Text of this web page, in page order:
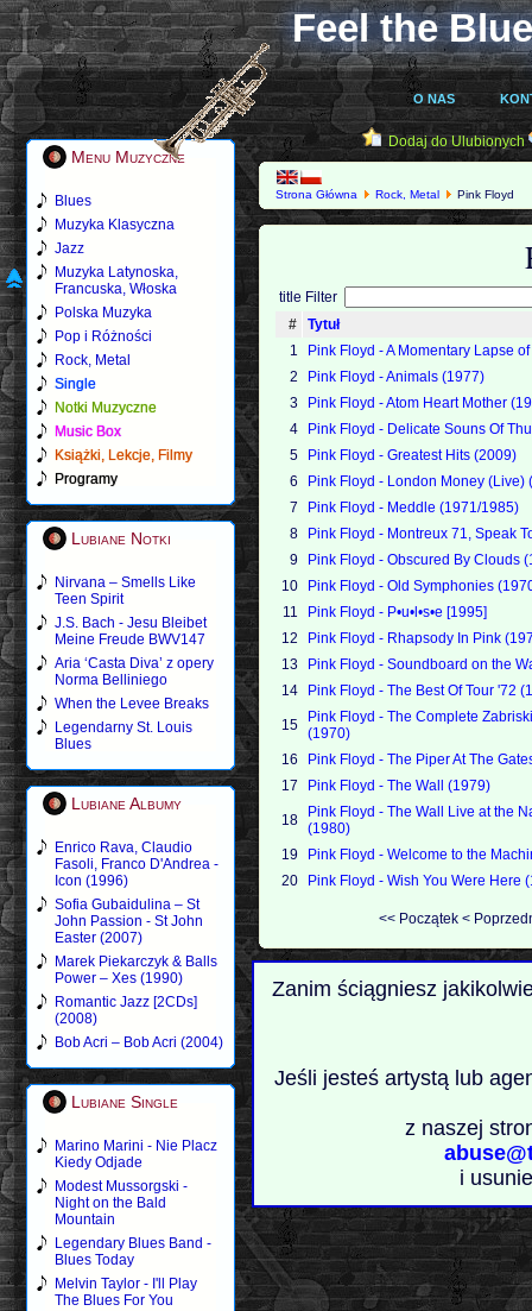
Feel the
O NAS
Menu Muzyczne
Blues
Muzyka Klasyczna
Jazz
Muzyka Latynoska,
Francuska, Włoska
Polska Muzyka
Pop i Różności
Rock, Metal
Single
Notki Muzyczne
Music Box
Książki, Lekcje, Filmy
Programy
Lubiane Notki
Nirvana – Smells Like
Teen Spirit
J.S. Bach - Jesu Bleibet
Meine Freude BWV147
Aria ‘Casta Diva’ z opery
Norma Belliniego
When the Levee Breaks
Legendarny St. Louis
Blues
Lubiane Albumy
Enrico Rava, Claudio
Fasoli, Franco D'Andrea -
Icon (1996)
Sofia Gubaidulina – St
John Passion - St John
Easter (2007)
Marek Piekarczyk & Balls
Power – Xes (1990)
Romantic Jazz [2CDs]
(2008)
Bob Acri – Bob Acri (2004)
Lubiane Single
Marino Marini - Nie Placz
Kiedy Odjade
Modest Mussorgski -
Night on the Bald
Mountain
Legendary Blues Band -
Blues Today
Melvin Taylor - I'll Play
The Blues For You
Dodaj do Ulubionych
Strona Główna Rock, Metal Pink Floyd
title Filter
#
Tytuł
1
Pink Floyd - A Momentary Lapse
2
Pink Floyd - Animals (1977)
3
Pink Floyd - Atom Heart Mother
4
Pink Floyd - Delicate Souns Of
5
Pink Floyd - Greatest Hits (2009)
6
Pink Floyd - London Money (Live)
7
Pink Floyd - Meddle (1971/1985)
8
Pink Floyd - Montreux 71, Speak
9
Pink Floyd - Obscured By Clouds
10
Pink Floyd - Old Symphonies
11
Pink Floyd - P•u•l•s•e [1995]
12
Pink Floyd - Rhapsody In Pink
13
Pink Floyd - Soundboard on the
14
Pink Floyd - The Best Of Tour '72
15
Pink Floyd - The Complete
(1970)
16
Pink Floyd - The Piper At The
17
Pink Floyd - The Wall (1979)
18
Pink Floyd - The Wall Live at the
(1980)
19
Pink Floyd - Welcome to the
20
Pink Floyd - Wish You Were Here
<< Początek <
Zanim ściągniesz
Jeśli jesteś artystą lub
z naszej
i